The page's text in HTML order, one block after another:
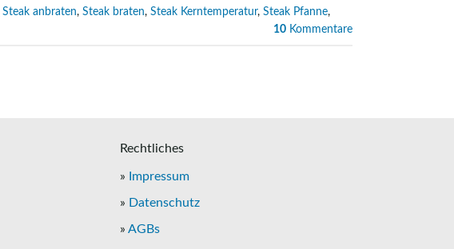
Steak anbraten, Steak braten, Steak Kerntemperatur, Steak Pfanne,
10Kommentare
Rechtliches
» Impressum
» Datenschutz
» AGBs